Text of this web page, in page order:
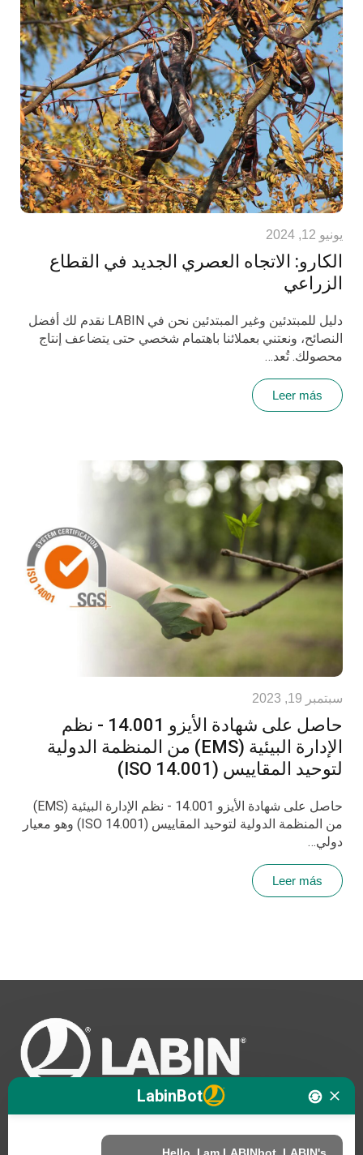
يونيو 12, 2024
الكارو: الاتجاه العصري الجديد في القطاع
الزراعي
دليل للمبتدئين وغير المبتدئين نحن في LABIN نقدم لك أفضل
النصائح، ونعتني بعملائنا باهتمام شخصي حتى يتضاعف إنتاج
محصولك. تُعد…
Leer más
سبتمبر 19, 2023
حاصل على شهادة الأيزو 14.001 - نظم
الإدارة البيئية (EMS) من المنظمة الدولية
لتوحيد المقاييس (ISO 14.001)
حاصل على شهادة الأيزو 14.001 - نظم الإدارة البيئية (EMS)
من المنظمة الدولية لتوحيد المقاييس (ISO 14.001) وهو معيار
دولي…
Leer más
LabinBot